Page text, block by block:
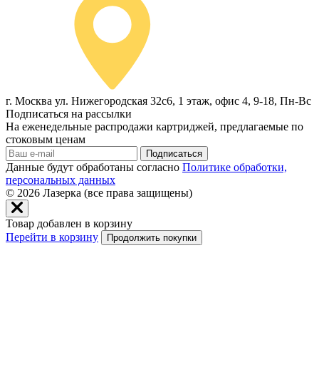
г. Москва ул. Нижегородская 32с6, 1 этаж, офис 4, 9-18, Пн-Вс
Подписаться на рассылки
На еженедельные распродажи картриджей, предлагаемые по
стоковым ценам
Подписаться
Данные будут обработаны согласно Политике обработки,
персональных данных
© 2026 Лазерка (все права защищены)
Товар добавлен в корзину
Перейти в корзину
Продолжить покупки